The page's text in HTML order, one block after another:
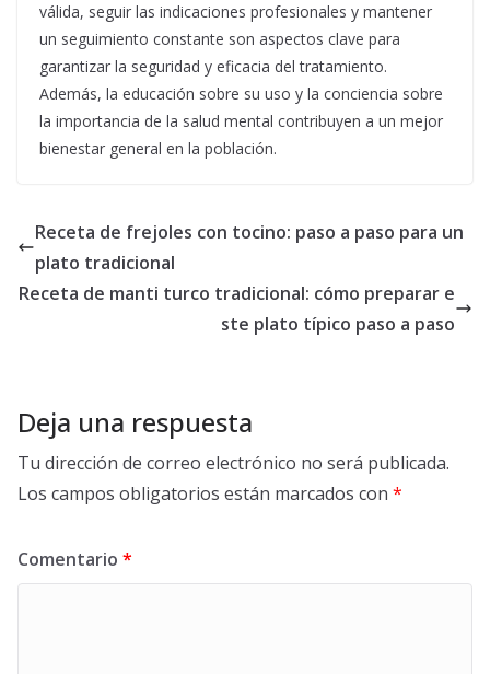
válida, seguir las indicaciones profesionales y mantener
un seguimiento constante son aspectos clave para
garantizar la seguridad y eficacia del tratamiento.
Además, la educación sobre su uso y la conciencia sobre
la importancia de la salud mental contribuyen a un mejor
bienestar general en la población.
Receta de frejoles con tocino: paso a paso para un
plato tradicional
Receta de manti turco tradicional: cómo preparar e
ste plato típico paso a paso
Deja una respuesta
Tu dirección de correo electrónico no será publicada.
Los campos obligatorios están marcados con *
Comentario *